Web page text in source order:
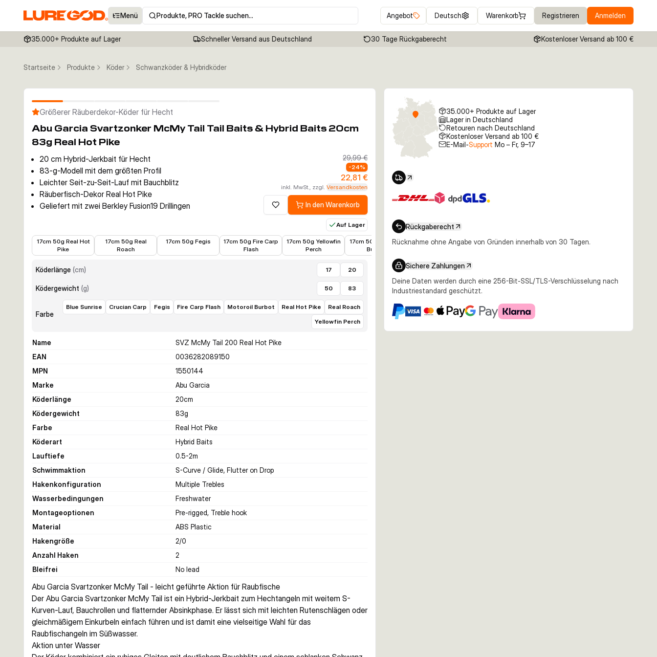
Menü Produkte, PRO Tackle suchen… Angebot Deutsch Warenkorb Registrieren Anmelden
35.000+ Produkte auf Lager Schneller Versand aus Deutschland 30 Tage Rückgaberecht Kostenloser Versand ab 100 €
Startseite Produkte Köder Schwanzköder & Hybridköder
Größerer Räuberdekor-Köder für Hecht
Abu Garcia Svartzonker McMy Tail Tail Baits & Hybrid Baits 20cm
83g Real Hot Pike
20 cm Hybrid-Jerkbait für Hecht
83-g-Modell mit dem größten Profil
Leichter Seit-zu-Seit-Lauf mit Bauchblitz
Räuberfisch-Dekor Real Hot Pike
Geliefert mit zwei Berkley Fusion19 Drillingen
29,99 €
-24%
22,81 €
inkl. MwSt., zzgl.Versandkosten
Zur Wunschliste hinzufügen
In den Warenkorb
Auf Lager
17cm 50g Real Hot
Pike
17cm 50g Real
Roach
17cm 50g Fegis
17cm 50g Fire Carp
Flash
17cm 50g Yellowfin
Perch
19,00 €
17cm 50g Motoroil
Burbot
22,98 €
17cm 50g Blue
17cm 50g Crucian
20cm 83g Fire Carp
Köderlänge (cm) 17 20
Ködergewicht (g) 50 83
Farbe
Blue Sunrise Crucian Carp Fegis Fire Carp Flash Motoroil Burbot Real Hot Pike
Real Roach
Yellowfin Perch
Name
SVZ McMy Tail 200 Real Hot Pike
EAN
0036282089150
MPN
1550144
Marke
Abu Garcia
Köderlänge
20cm
Ködergewicht
83g
Farbe
Real Hot Pike
Köderart
Hybrid Baits
Lauftiefe
0.5-2m
Schwimmaktion
S-Curve / Glide, Flutter on Drop
Hakenkonfiguration
Multiple Trebles
Wasserbedingungen
Freshwater
Montageoptionen
Pre-rigged, Treble hook
Material
ABS Plastic
Hakengröße
2/0
Anzahl Haken
2
Bleifrei
No lead
Abu Garcia Svartzonker McMy Tail - leicht geführte Aktion für Raubfische
Der Abu Garcia Svartzonker McMy Tail ist ein Hybrid-Jerkbait zum Hechtangeln mit weitem S-
Kurven-Lauf, Bauchrollen und flatternder Absinkphase. Er lässt sich mit leichten Rutenschlägen oder
gleichmäßigem Einkurbeln einfach führen und ist damit eine vielseitige Wahl für das
Raubfischangeln im Süßwasser.
Aktion unter Wasser
35.000+ Produkte auf Lager
Lager in Deutschland
Retouren nach Deutschland
Kostenloser Versand ab 100 €
E-Mail-Support Mo – Fr, 9–17
Rückgaberecht
Rücknahme ohne Angabe von Gründen innerhalb von 30 Tagen.
Sichere Zahlungen
Deine Daten werden durch eine 256-Bit-SSL/TLS-Verschlüsselung nach
Industriestandard geschützt.